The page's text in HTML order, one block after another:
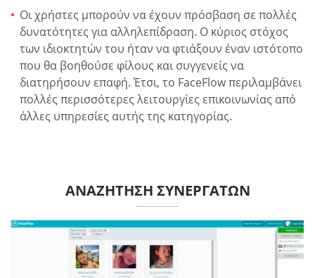
Οι χρήστες μπορούν να έχουν πρόσβαση σε πολλές
δυνατότητες για αλληλεπίδραση. Ο κύριος στόχος
των ιδιοκτητών του ήταν να φτιάξουν έναν ιστότοπο
που θα βοηθούσε φίλους και συγγενείς να
διατηρήσουν επαφή. Έτσι, το FaceFlow περιλαμβάνει
πολλές περισσότερες λειτουργίες επικοινωνίας από
άλλες υπηρεσίες αυτής της κατηγορίας.
ΑΝΑΖΉΤΗΣΗ ΣΥΝΕΡΓΑΤΏΝ